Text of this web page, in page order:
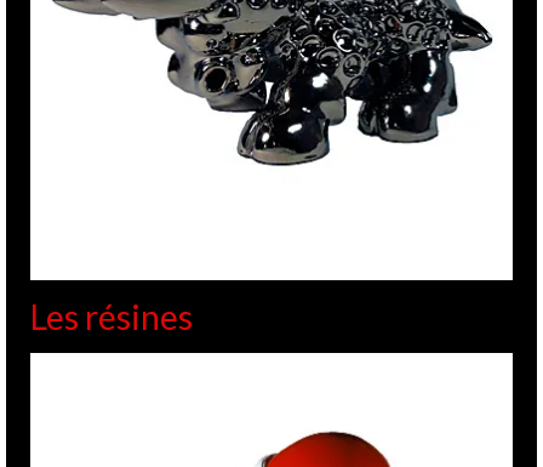
Les résines